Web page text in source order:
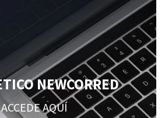
NEWCORRED
ACCEDE AQUÍ